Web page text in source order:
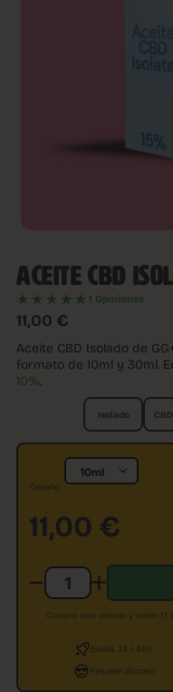
ACEITE CBD
★★★★★ 1 Opiniones
11,00 €
Aceite CBD Isolado de
formato de 10ml y 30ml.
10%.
Isolado
Tamaño
11,00€
Compra este artículo y obtén 11
Envíos 24 / 48h.
Paquete discreto